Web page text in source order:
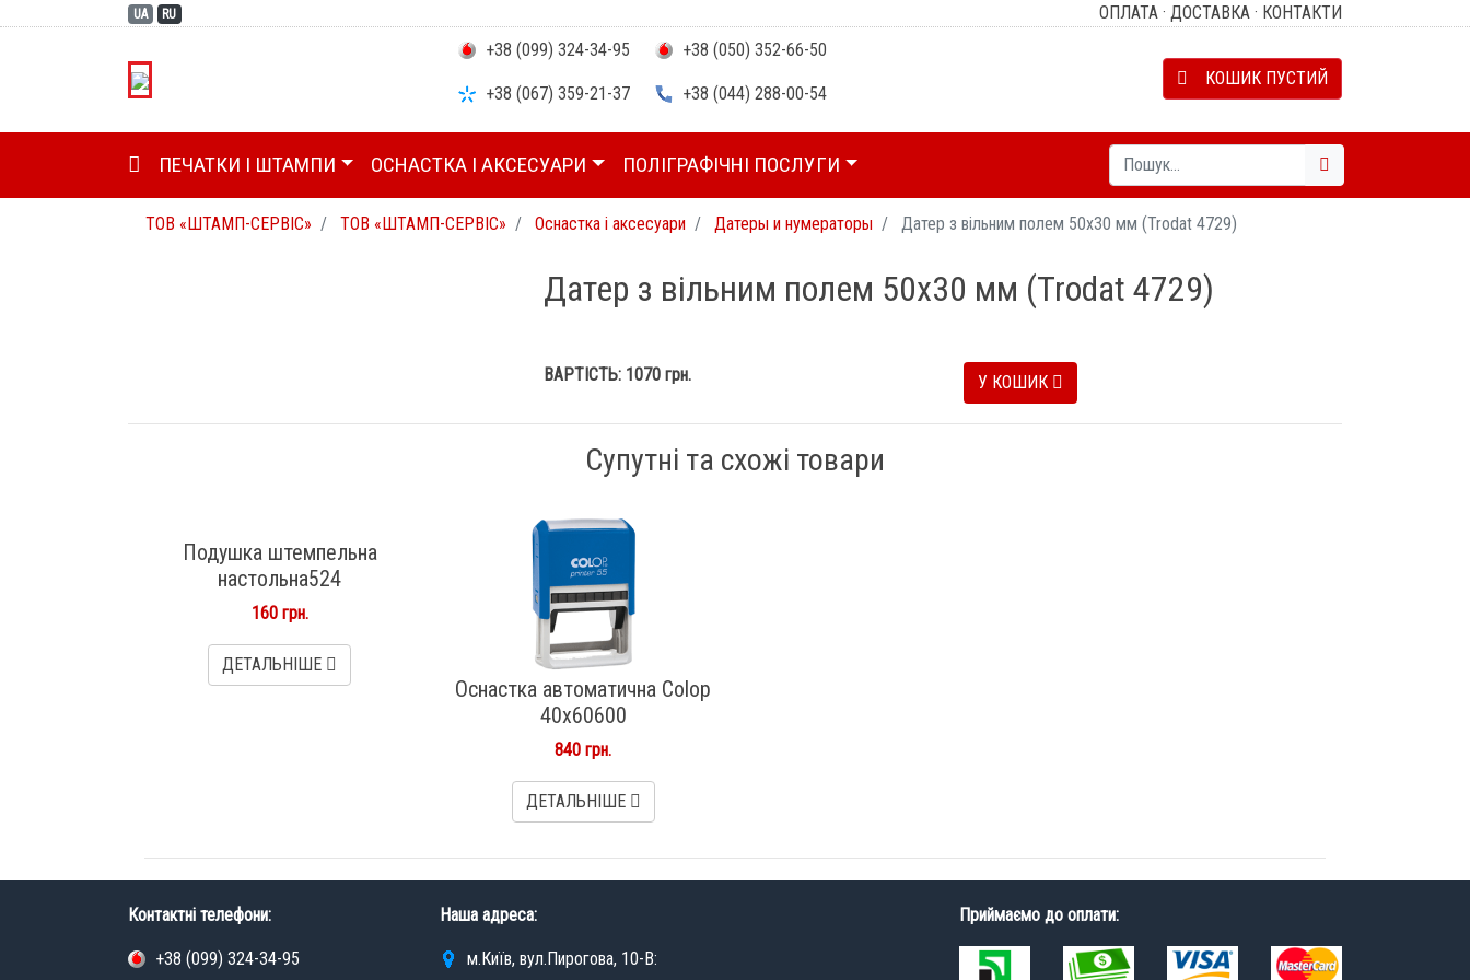
UA RU ОПЛАТА · ДОСТАВКА · КОНТАКТИ
+38 (099) 324-34-95
+38 (050) 352-66-50
+38 (067) 359-21-37 +38 (044) 288-00-54
КОШИК ПУСТИЙ
ГОЛОВНА (CURRENT)
ПЕЧАТКИ І ШТАМПИ ОСНАСТКА І АКСЕСУАРИ ПОЛІГРАФІЧНІ ПОСЛУГИ
ТОВ «ШТАМП-СЕРВІС» ТОВ «ШТАМП-СЕРВІС» Оснастка і аксесуари Датеры и нумераторы Датер з вільним полем 50х30 мм (Trodat 4729)
Датер з вільним полем 50х30 мм (Trodat 4729)
ВАРТІСТЬ: 1070 грн. У КОШИК
Супутні та схожі товари
Подушка штемпельна
настольна524
160 грн.
ДЕТАЛЬНІШЕ
Оснастка автоматична Colop
40х60600
840 грн.
ДЕТАЛЬНІШЕ
Контактні телефони:
+38 (099) 324-34-95
Наша адреса:
м.Київ, вул.Пирогова, 10-В:
Приймаємо до оплати: